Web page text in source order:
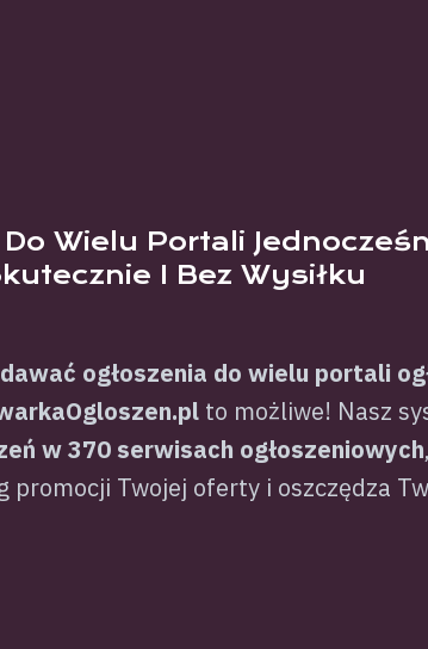
Do Wielu Portali
I Bez Wysiłku
ogłoszenia do wielu portali
to możliwe! Nasz
w 370 serwisach ogłoszeniowych
promocji Twojej oferty i oszczędza